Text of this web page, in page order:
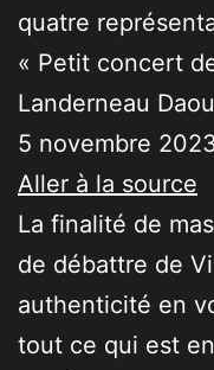
quatre
« Petit concert
Landerneau
5 novembre
Aller à la source
La finalité de
de débattre de
authenticité en
tout ce qui est